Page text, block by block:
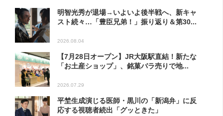
明智光秀が退場→いよいよ後半戦へ、新キャ
スト続々…「豊臣兄弟！」振り返り＆第30...
2026.08.04
【7月28日オープン】JR大阪駅直結！新たな
「お土産ショップ」、銘菓バラ売りで地...
2026.07.29
平埜生成演じる医師・黒川の「新潟弁」に反
応する視聴者続出「グッときた」